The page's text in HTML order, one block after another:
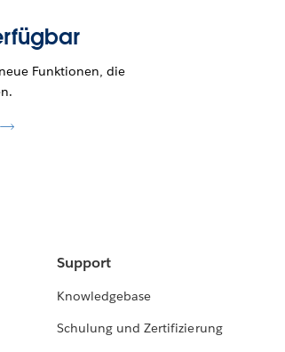
Funktionen, die
Support
Knowledgebase
Schulung und Zertifizierung